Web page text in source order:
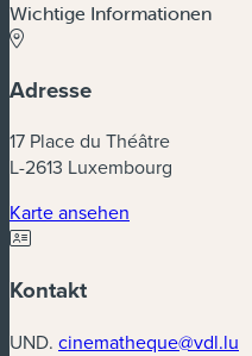
Wichtige Informationen
Adresse
17 Place du Théâtre
L-2613 Luxembourg
Karte ansehen
Kontakt
UND. cinematheque@vdl.lu